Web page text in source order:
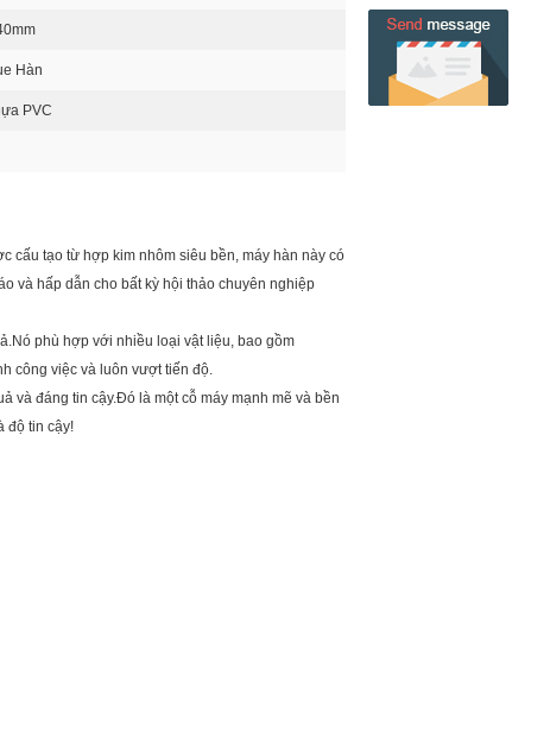
Hàn
PVC
cấu tạo từ hợp kim nhôm siêu bền, máy hàn này có
và hấp dẫn cho bất kỳ hội thảo chuyên nghiệp
phù hợp với nhiều loại vật liệu, bao gồm
công việc và luôn vượt tiến độ.
và đáng tin cậy.Đó là một cỗ máy mạnh mẽ và bền
độ tin cậy!